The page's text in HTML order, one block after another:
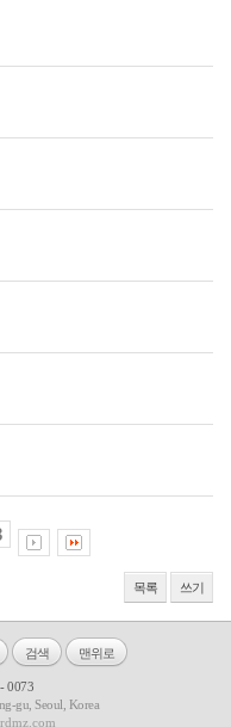
목록 쓰기
검색 맨위로
0073
gu, Seoul, Korea